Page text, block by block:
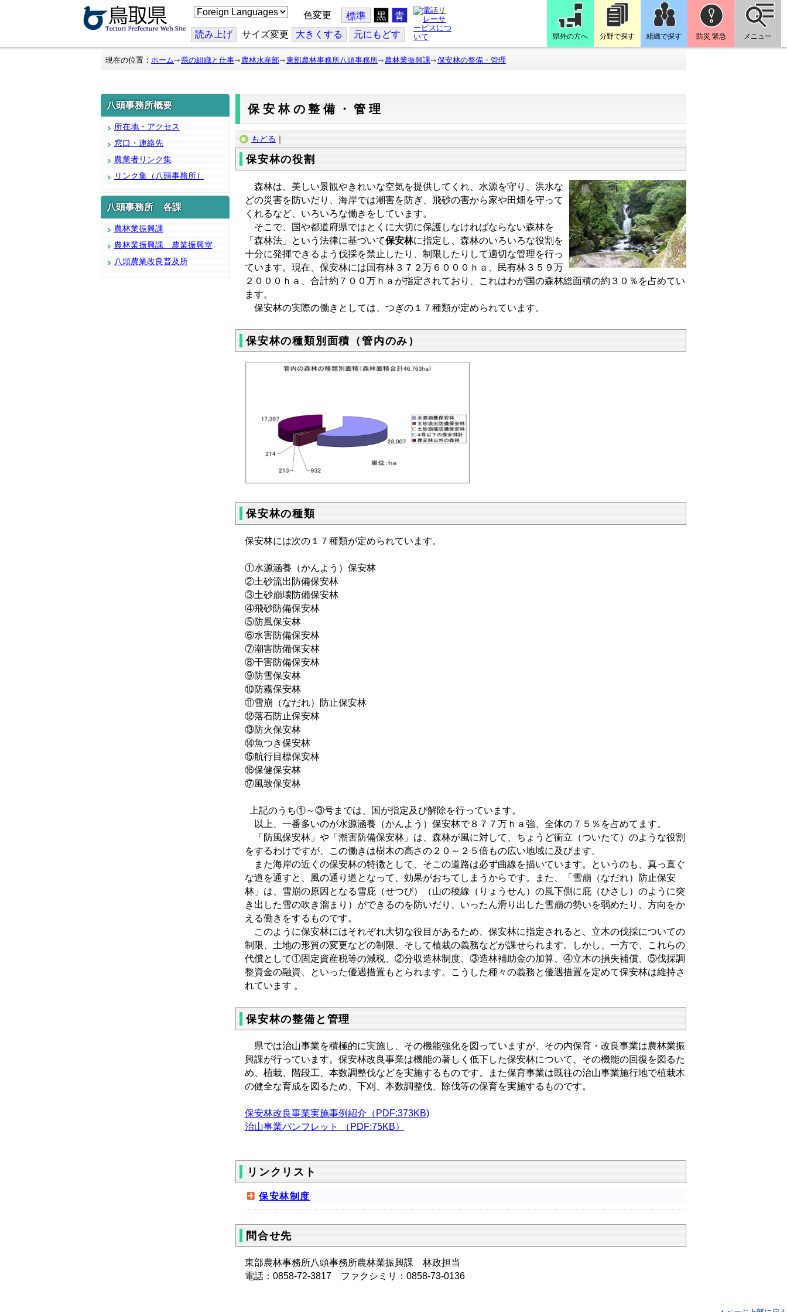
こ
の
ジ
を
翻
色変更 標準 黒 青
読み上げ サイズ変更 大きくする 元にもどす 県外の方へ 分野で探す 組織で探す 防災 緊急 メニュー
現在の位置： ホーム 県の組織と仕事 農林水産部 東部農林事務所八頭事務所 農林業振興課 保安林の整備・管理
八頭事務所概要
所在地・アクセス
窓口・連絡先
農業者リンク集
リンク集（八頭事務所）
八頭事務所 各課
農林業振興課
農林業振興課 農業振興室
八頭農業改良普及所
保安林の整備・管理
もどる ｜
保安林の役割
森林は、美しい景観やきれいな空気を提供してくれ、水源を守り、洪水な
どの災害を防いだり、海岸では潮害を防ぎ、飛砂の害から家や田畑を守って
くれるなど、いろいろな働きをしています。
そこで、国や都道府県ではとくに大切に保護しなければならない森林を
「森林法」という法律に基づいて保安林に指定し、森林のいろいろな役割を
十分に発揮できるよう伐採を禁止したり、制限したりして適切な管理を行っ
ています。現在、保安林には国有林３７２万６０００ｈａ、民有林３５９万
２０００ｈａ、合計約７００万ｈａが指定されており、これはわが国の森林総面積の約３０％を占めてい
ます。
保安林の実際の働きとしては、つぎの１７種類が定められています。
保安林の種類別面積（管内のみ）
保安林の種類
保安林には次の１７種類が定められています。
①水源涵養（かんよう）保安林
②土砂流出防備保安林
③土砂崩壊防備保安林
④飛砂防備保安林
⑤防風保安林
⑥水害防備保安林
⑦潮害防備保安林
⑧干害防備保安林
⑨防雪保安林
⑩防霧保安林
⑪雪崩（なだれ）防止保安林
⑫落石防止保安林
⑬防火保安林
⑭魚つき保安林
⑮航行目標保安林
⑯保健保安林
⑰風致保安林
上記のうち①～③号までは、国が指定及び解除を行っています。
以上、一番多いのが水源涵養（かんよう）保安林で８７７万ｈａ強、全体の７５％を占めてます。
「防風保安林」や「潮害防備保安林」は、森林が風に対して、ちょうど衝立（ついたて）のような役割
をするわけですが、この働きは樹木の高さの２０～２５倍もの広い地域に及びます。
また海岸の近くの保安林の特徴として、そこの道路は必ず曲線を描いています。というのも、真っ直ぐ
な道を通すと、風の通り道となって、効果がおちてしまうからです。また、「雪崩（なだれ）防止保安
林」は、雪崩の原因となる雪庇（せつび）（山の稜線（りょうせん）の風下側に庇（ひさし）のように突
き出した雪の吹き溜まり）ができるのを防いだり、いったん滑り出した雪崩の勢いを弱めたり、方向をか
える働きをするものです。
このように保安林にはそれぞれ大切な役目があるため、保安林に指定されると、立木の伐採についての
制限、土地の形質の変更などの制限、そして植栽の義務などが課せられます。しかし、一方で、これらの
代償として①固定資産税等の減税、②分収造林制度、③造林補助金の加算、④立木の損失補償、⑤伐採調
整資金の融資、といった優遇措置もとられます。こうした種々の義務と優遇措置を定めて保安林は維持さ
れています 。
保安林の整備と管理
県では治山事業を積極的に実施し、その機能強化を図っていますが、その内保育・改良事業は農林業振
興課が行っています。保安林改良事業は機能の著しく低下した保安林について、その機能の回復を図るた
め、植栽、階段工、本数調整伐などを実施するものです。また保育事業は既往の治山事業施行地で植栽木
の健全な育成を図るため、下刈、本数調整伐、除伐等の保育を実施するものです。
保安林改良事業実施事例紹介（PDF:373KB)
治山事業パンフレット （PDF:75KB）
リンクリスト
保安林制度
問合せ先
東部農林事務所八頭事務所農林業振興課 林政担当
電話：0858-72-3817 ファクシミリ：0858-73-0136